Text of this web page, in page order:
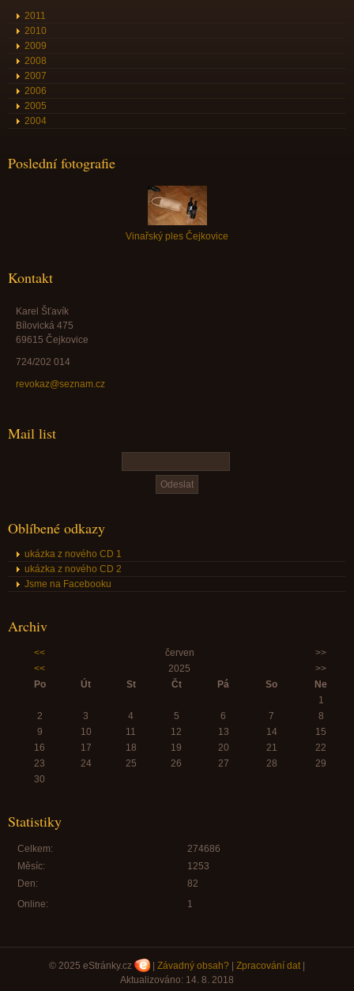
2011
2010
2009
2008
2007
2006
2005
2004
Poslední fotografie
Vinařský ples Čejkovice
Kontakt
Karel Šťavík
Bílovická 475
69615 Čejkovice
724/202 014
revokaz@seznam.cz
Mail list
Oblíbené odkazy
ukázka z nového CD 1
ukázka z nového CD 2
Jsme na Facebooku
Archiv
<< červen
>>
<<
2025
>>
Po
Út St Čt Pá So
Ne
1
2
3 4 5 6 7
8
9
10 11 12 13 14
15
16
17 18 19 20 21
22
23
24 25 26 27 28
29
30
Statistiky
Online: 1
Celkem:
274686
Měsíc:
1253
Den:
82
© 2025 eStránky.cz Závadný obsah? Zpracování dat|
Aktualizováno: 14. 8. 2018